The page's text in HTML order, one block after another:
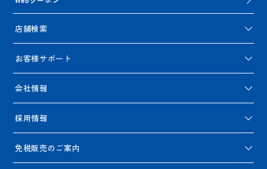
店舗検索
お客様サポート
会社情報
採用情報
免税販売のご案内